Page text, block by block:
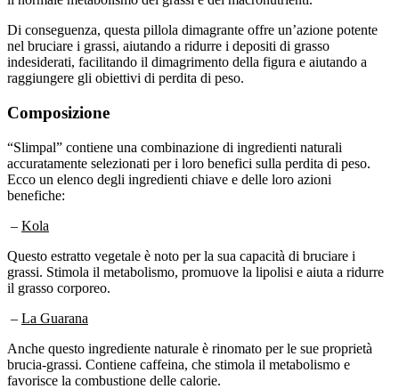
Di conseguenza, questa pillola dimagrante offre un’azione potente
nel bruciare i grassi, aiutando a ridurre i depositi di grasso
indesiderati, facilitando il dimagrimento della figura e aiutando a
raggiungere gli obiettivi di perdita di peso.
Composizione
“Slimpal” contiene una combinazione di ingredienti naturali
accuratamente selezionati per i loro benefici sulla perdita di peso.
Ecco un elenco degli ingredienti chiave e delle loro azioni
benefiche:
– Kola
Questo estratto vegetale è noto per la sua capacità di bruciare i
grassi. Stimola il metabolismo, promuove la lipolisi e aiuta a ridurre
il grasso corporeo.
– La Guarana
Anche questo ingrediente naturale è rinomato per le sue proprietà
brucia-grassi. Contiene caffeina, che stimola il metabolismo e
favorisce la combustione delle calorie.